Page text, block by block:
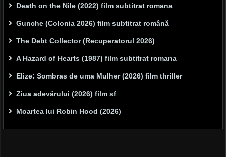
Death on the Nile (2022) film subtitrat romana
Gunche (Colonia 2026) film subtitrat română
The Debt Collector (Recuperatorul 2026)
A Hazard of Hearts (1987) film subtitrat romana
Elize: Sombras de uma Mulher (2026) film thriller
Ziua adevărului (2026) film sf
Moartea lui Robin Hood (2026)